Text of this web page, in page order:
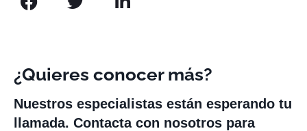
¿Quieres conocer más?
Nuestros especialistas están esperando tu
llamada. Contacta con nosotros para